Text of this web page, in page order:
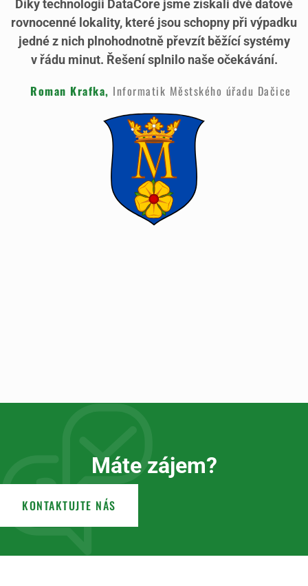
Díky technologii DataCore jsme získali dvě datově
rovnocenné lokality, které jsou schopny při výpadku
jedné z nich plnohodnotně převzít běžící systémy
v řádu minut. Řešení splnilo naše očekávání.
Roman Krafka, Informatik Městského úřadu Dačice
Máte zájem?
KONTAKTUJTE NÁS